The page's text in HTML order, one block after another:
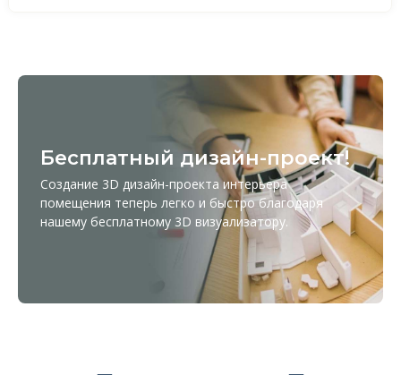
Бесплатный дизайн-проект!
Создание 3D дизайн-проекта интерьера
помещения теперь легко и быстро благодаря
нашему бесплатному 3D визуализатору.